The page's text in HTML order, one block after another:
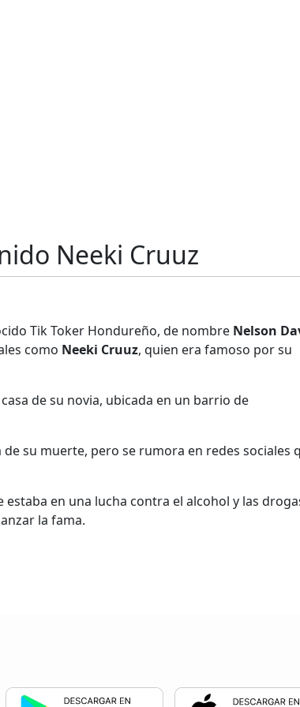
Neeki Cruuz
Tik Toker Hondureño, de nombre Nelson
como Neeki Cruuz, quien era famoso por su
de su novia, ubicada en un barrio de
su muerte, pero se rumora en redes sociales
en una lucha contra el alcohol y las
la fama.